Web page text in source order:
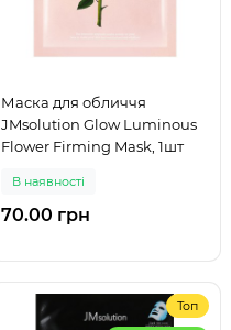
Маска для обличчя
JMsolution Glow Luminous
Flower Firming Mask, 1шт
В наявності
70.00 грн
Топ